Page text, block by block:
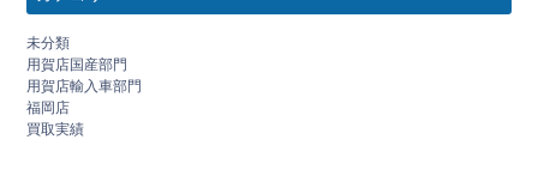
未分類
用賀店国産部門
用賀店輸入車部門
福岡店
買取実績